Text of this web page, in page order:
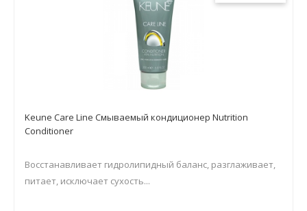
Keune Care Line Смываемый кондиционер Nutrition
Conditioner
Восстанавливает гидролипидный баланс, разглаживает,
питает, исключает сухость...